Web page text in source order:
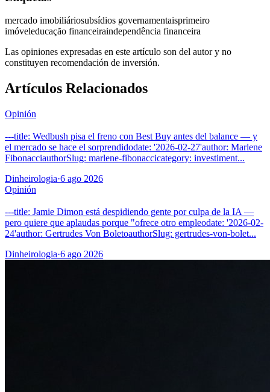
mercado imobiliáriosubsídios governamentaisprimeiro
imóveleducação financeiraindependência financeira
Las opiniones expresadas en este artículo son del autor y no
constituyen recomendación de inversión.
Artículos Relacionados
Opinión
---title: Wedbush pisa el freno con Best Buy antes del balance — y
el mercado se hace el sorprendidodate: '2026-02-27'author: Marlene
FibonacciauthorSlug: marlene-fibonaccicategory: investiment...
Dinheirologia·6 ago 2026
Opinión
---title: Jamie Dimon está despidiendo gente por culpa de la IA —
pero quiere que aplaudas porque "ofrece otro empleodate: '2026-02-
24'author: Gertrudes Von BoletoauthorSlug: gertrudes-von-bolet...
Dinheirologia·6 ago 2026